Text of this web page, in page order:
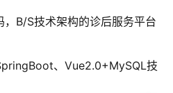
B/S技术架构的诊后服务平台
、Vue2.0+MySQL技